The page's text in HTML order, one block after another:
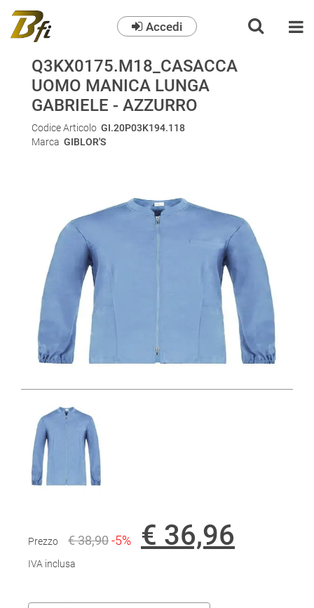
Accedi
Q3KX0175.M18_CASACCA
UOMO MANICA LUNGA
GABRIELE - AZZURRO
Codice Articolo GI.20P03K194.118
Marca GIBLOR'S
Prezzo € 38,90-5% € 36,96
IVA inclusa